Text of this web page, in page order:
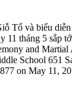
Tổ và biểu
11 tháng 5 sắp
and
School 651
on May 11,